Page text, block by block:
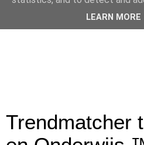
Trendmatcher
LEARN MORE